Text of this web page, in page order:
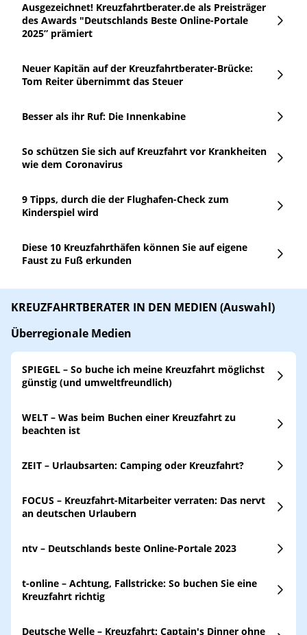
Ausgezeichnet! Kreuzfahrtberater.de als Preisträger
des Awards "Deutschlands Beste Online-Portale
2025” prämiert
Neuer Kapitän auf der Kreuzfahrtberater-Brücke:
Tom Reiter übernimmt das Steuer
Besser als ihr Ruf: Die Innenkabine
So schützen Sie sich auf Kreuzfahrt vor Krankheiten
wie dem Coronavirus
9 Tipps, durch die der Flughafen-Check zum
Kinderspiel wird
Diese 10 Kreuzfahrthäfen können Sie auf eigene
Faust zu Fuß erkunden
KREUZFAHRTBERATER IN DEN MEDIEN (Auswahl)
Überregionale Medien
SPIEGEL – So buche ich meine Kreuzfahrt möglichst
günstig (und umweltfreundlich)
WELT – Was beim Buchen einer Kreuzfahrt zu
beachten ist
ZEIT – Urlaubsarten: Camping oder Kreuzfahrt?
FOCUS – Kreuzfahrt-Mitarbeiter verraten: Das nervt
an deutschen Urlaubern
ntv – Deutschlands beste Online-Portale 2023
t-online – Achtung, Fallstricke: So buchen Sie eine
Kreuzfahrt richtig
Deutsche Welle – Kreuzfahrt: Captain's Dinner ohne